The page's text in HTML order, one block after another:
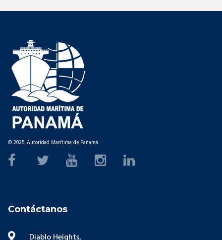
© 2025. Autoridad Marítima de Panamá
Contáctanos